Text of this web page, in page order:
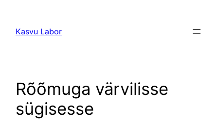
juurde
Kasvu Labor
Rõõmuga värvilisse
sügisesse